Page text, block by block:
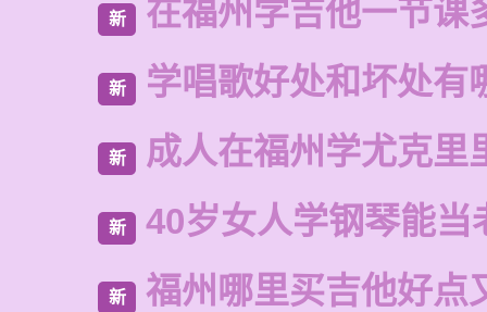
新 在福州学吉他一节课
新 学唱歌好处和坏处有
新 成人在福州学尤克里
新 40岁女人学钢琴能当
新 福州哪里买吉他好点